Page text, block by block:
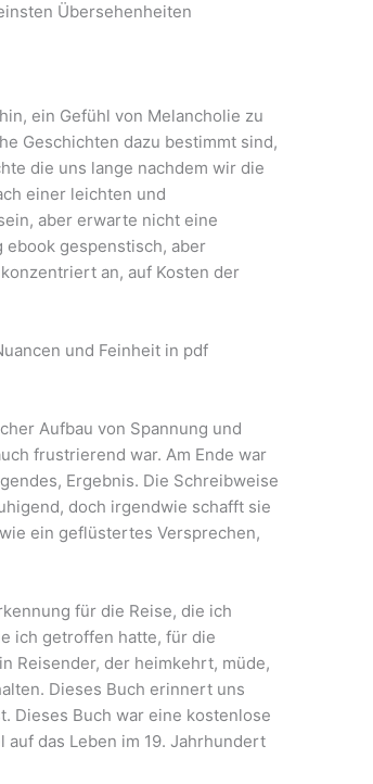
Übersehenheiten
ein Gefühl von Melancholie zu
Geschichten dazu bestimmt sind,
die uns lange nachdem wir die
einer leichten und
aber erwarte nicht eine
ebook gespenstisch, aber
an, auf Kosten der
und Feinheit in pdf
Aufbau von Spannung und
frustrierend war. Am Ende war
Ergebnis. Die Schreibweise
doch irgendwie schafft sie
ein geflüstertes Versprechen,
für die Reise, die ich
ich getroffen hatte, für die
Reisender, der heimkehrt, müde,
Dieses Buch erinnert uns
Dieses Buch war eine kostenlose
das Leben im 19. Jahrhundert